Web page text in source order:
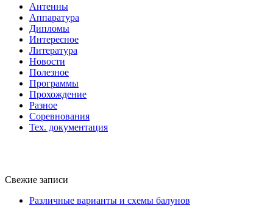
Антенны
Аппаратура
Дипломы
Интересное
Литература
Новости
Полезное
Программы
Прохождение
Разное
Соревнования
Тех. документация
Свежие записи
Различные варианты и схемы балунов